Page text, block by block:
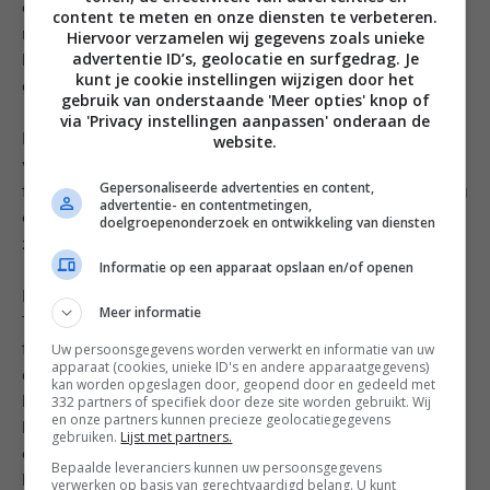
daar had ze helemaal gelijk in. Toen ik mijn bordje met
nog warme scone, Devonshire clotted cream en
homemade jam voor mijn neus had was ik een heel
gelukkig mens.
En er was nog meer voor ons in petto, zoals een
walnoten karameltaart, een citroentaart met
frambozen (fan-tas-tisch!) en voor de weinigen die nog
een gaatje over hadden waren er ook nog
zelfgemaakte gemberkoekjes.
Ik was enorm onder de indruk van deze High Tea bij
The Pheasants. Wat een gastvrijheid, decor en
fantastische gerechten en theesoorten. En ook echt
authentiek Engels, dat maakt de ervaring dubbel zo
bijzonder. Ik raad iedereen aan om eens een High Tea
bij Suzanne te ervaren. In de herfst/winter bij haar in
de woonkamer of in de lente/zomer in de mooie tuin. In
het theehuisje of direct onder de fruitbomen aan lange
content te meten en onze diensten te verbeteren.
Hiervoor verzamelen wij gegevens zoals unieke
advertentie ID’s, geolocatie en surfgedrag. Je
kunt je cookie instellingen wijzigen door het
gebruik van onderstaande 'Meer opties' knop of
via 'Privacy instellingen aanpassen' onderaan de
website.
Gepersonaliseerde advertenties en content,
advertentie- en contentmetingen,
doelgroepenonderzoek en ontwikkeling van diensten
Informatie op een apparaat opslaan en/of openen
Meer informatie
Uw persoonsgegevens worden verwerkt en informatie van uw
apparaat (cookies, unieke ID's en andere apparaatgegevens)
kan worden opgeslagen door, geopend door en gedeeld met
332 partners of specifiek door deze site worden gebruikt. Wij
en onze partners kunnen precieze geolocatiegegevens
gebruiken. Lijst met partners.
Bepaalde leveranciers kunnen uw persoonsgegevens
verwerken op basis van gerechtvaardigd belang. U kunt